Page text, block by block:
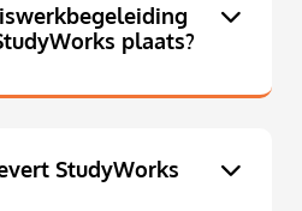
plaats?
StudyWorks